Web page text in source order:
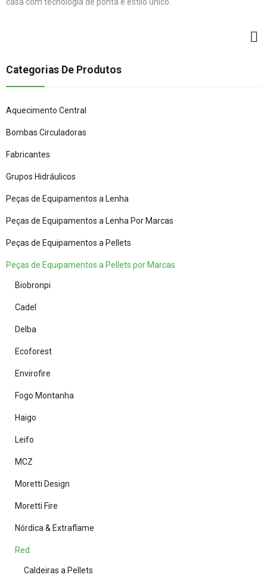
Categorias De Produtos
Aquecimento Central
Bombas Circuladoras
Fabricantes
Grupos Hidráulicos
Peças de Equipamentos a Lenha
Peças de Equipamentos a Lenha Por Marcas
Peças de Equipamentos a Pellets
Peças de Equipamentos a Pellets por Marcas
Biobronpi
Cadel
Delba
Ecoforest
Envirofire
Fogo Montanha
Haigo
Leifo
MCZ
Moretti Design
Moretti Fire
Nórdica & Extraflame
Red
Caldeiras a Pellets